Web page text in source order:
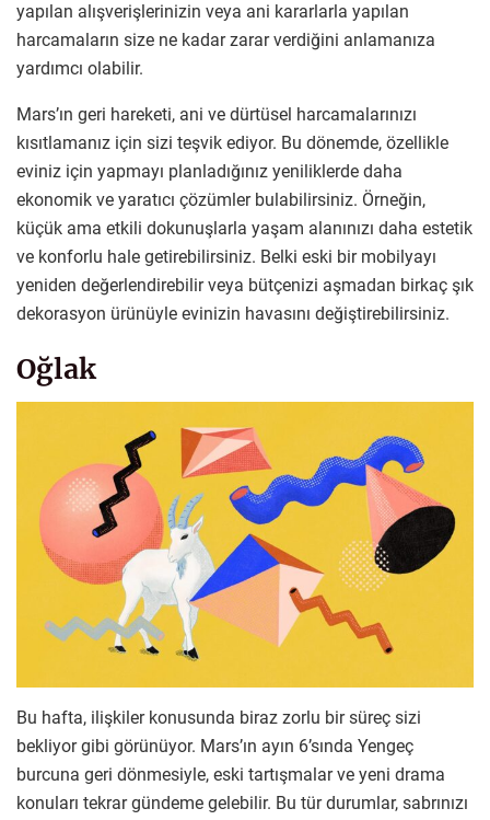
yapılan alışverişlerinizin veya ani kararlarla yapılan
harcamaların size ne kadar zarar verdiğini anlamanıza
yardımcı olabilir.
Mars’ın geri hareketi, ani ve dürtüsel harcamalarınızı
kısıtlamanız için sizi teşvik ediyor. Bu dönemde, özellikle
eviniz için yapmayı planladığınız yeniliklerde daha
ekonomik ve yaratıcı çözümler bulabilirsiniz. Örneğin,
küçük ama etkili dokunuşlarla yaşam alanınızı daha estetik
ve konforlu hale getirebilirsiniz. Belki eski bir mobilyayı
yeniden değerlendirebilir veya bütçenizi aşmadan birkaç şık
dekorasyon ürünüyle evinizin havasını değiştirebilirsiniz.
Oğlak
Bu hafta, ilişkiler konusunda biraz zorlu bir süreç sizi
bekliyor gibi görünüyor. Mars’ın ayın 6’sında Yengeç
burcuna geri dönmesiyle, eski tartışmalar ve yeni drama
konuları tekrar gündeme gelebilir. Bu tür durumlar, sabrınızı